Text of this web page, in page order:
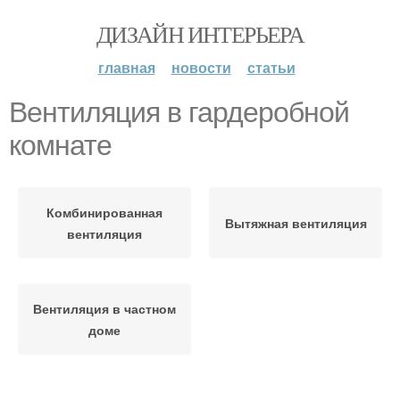
ДИЗАЙН ИНТЕРЬЕРА
главная новости статьи
Вентиляция в гардеробной
комнате
Комбинированная
вентиляция
Вытяжная вентиляция
Вентиляция в частном
доме